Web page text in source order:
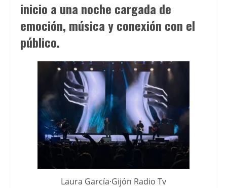
usuarios
las
plataformas
entretenimiento
ofreciendo
mayor
comodidad
inicio a una noche cargada de
emoción, música y conexión con el
público.
Laura García·Gijón Radio Tv